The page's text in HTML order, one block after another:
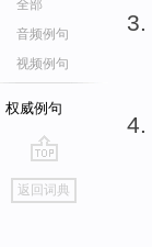
全部
音频例句
视频例句
权威例句
go
top
返回词典